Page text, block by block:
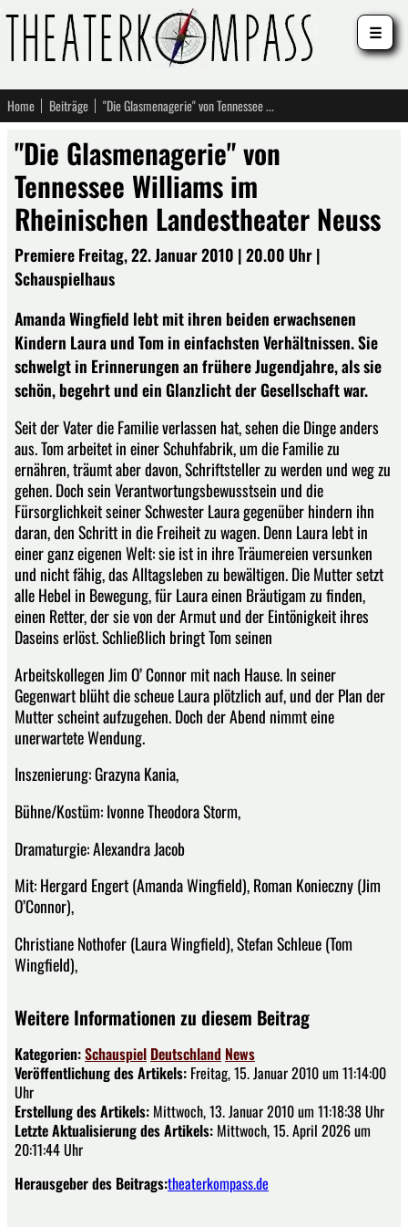
Home Beiträge "Die Glasmenagerie" von Tennessee Williams im Rheinischen Landestheater Neuss
"Die Glasmenagerie" von
Tennessee Williams im
Rheinischen Landestheater Neuss
Premiere Freitag, 22. Januar 2010 | 20.00 Uhr |
Schauspielhaus
Amanda Wingfield lebt mit ihren beiden erwachsenen
Kindern Laura und Tom in einfachsten Verhältnissen. Sie
schwelgt in Erinnerungen an frühere Jugendjahre, als sie
schön, begehrt und ein Glanzlicht der Gesellschaft war.
Seit der Vater die Familie verlassen hat, sehen die Dinge anders
aus. Tom arbeitet in einer Schuhfabrik, um die Familie zu
ernähren, träumt aber davon, Schriftsteller zu werden und weg zu
gehen. Doch sein Verantwortungsbewusstsein und die
Fürsorglichkeit seiner Schwester Laura gegenüber hindern ihn
daran, den Schritt in die Freiheit zu wagen. Denn Laura lebt in
einer ganz eigenen Welt: sie ist in ihre Träumereien versunken
und nicht fähig, das Alltagsleben zu bewältigen. Die Mutter setzt
alle Hebel in Bewegung, für Laura einen Bräutigam zu finden,
einen Retter, der sie von der Armut und der Eintönigkeit ihres
Daseins erlöst. Schließlich bringt Tom seinen
Arbeitskollegen Jim O’ Connor mit nach Hause. In seiner
Gegenwart blüht die scheue Laura plötzlich auf, und der Plan der
Mutter scheint aufzugehen. Doch der Abend nimmt eine
unerwartete Wendung.
Inszenierung: Grazyna Kania,
Bühne/Kostüm: Ivonne Theodora Storm,
Dramaturgie: Alexandra Jacob
Mit: Hergard Engert (Amanda Wingfield), Roman Konieczny (Jim
O’Connor),
Christiane Nothofer (Laura Wingfield), Stefan Schleue (Tom
Wingfield),
Weitere Informationen zu diesem Beitrag
Kategorien:Schauspiel Deutschland News
Veröffentlichung des Artikels: Freitag, 15. Januar 2010 um 11:14:00
Uhr
Erstellung des Artikels: Mittwoch, 13. Januar 2010 um 11:18:38 Uhr
Letzte Aktualisierung des Artikels: Mittwoch, 15. April 2026 um
20:11:44 Uhr
Herausgeber des Beitrags:theaterkompass.de
☰